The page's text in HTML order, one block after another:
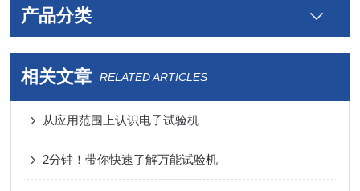
产品分类
相关文章 RELATED ARTICLES
从应用范围上认识电子试验机
2分钟！带你快速了解万能试验机